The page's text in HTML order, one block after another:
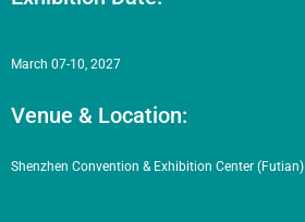
March 07-10, 2027
Venue & Location:
Shenzhen Convention & Exhibition Center (Futian)